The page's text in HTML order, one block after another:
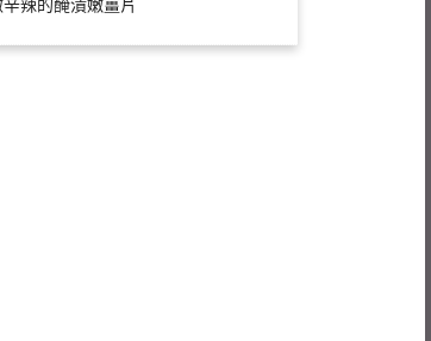
辣的醃漬嫩薑片